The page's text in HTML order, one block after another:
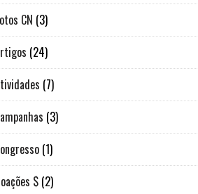
CN (3)
(24)
(7)
(3)
(1)
$ (2)